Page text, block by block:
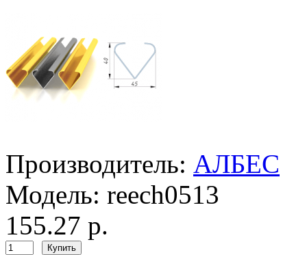
Производитель: АЛБЕС
Модель: reech0513
155.27 р.